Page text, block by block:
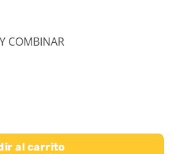
COMBINAR
cantidad
al carrito